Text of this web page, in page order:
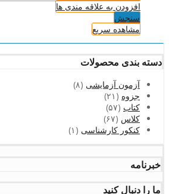
افزودن به علاقه مندی ها
سنجش
مشاهده سریع
دسته بندی محصولات
آزمون آزمایشی (۸)
جزوه (۲۱)
کتاب (۵۷)
کلاس (۶۷)
کنکور کارشناسی (۱)
خبرنامه
ما را دنبال کنید